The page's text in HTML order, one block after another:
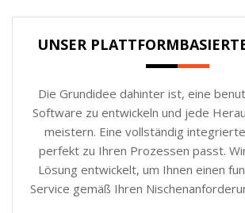
UNSER
Die Grundidee dahinter ist, eine
Software zu entwickeln und jede
meistern. Eine vollständig
perfekt zu Ihren Prozessen passt.
Lösung entwickelt, um Ihnen einen
Service gemäß Ihren